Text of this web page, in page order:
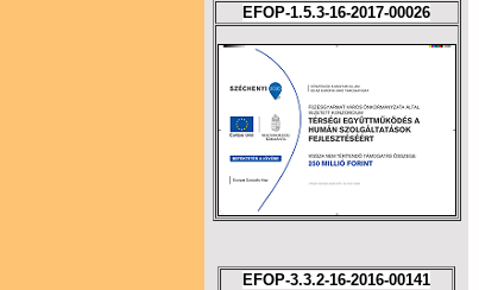
EFOP-1.5.3-16-2017-00026
EFOP-3.3.2-16-2016-00141